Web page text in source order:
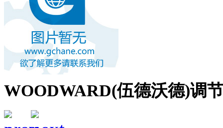
WOODWARD(伍德沃德)调